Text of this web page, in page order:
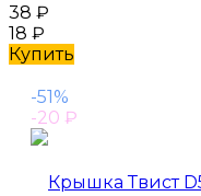
38 ₽
18 ₽
Купить
-51%
-20 ₽